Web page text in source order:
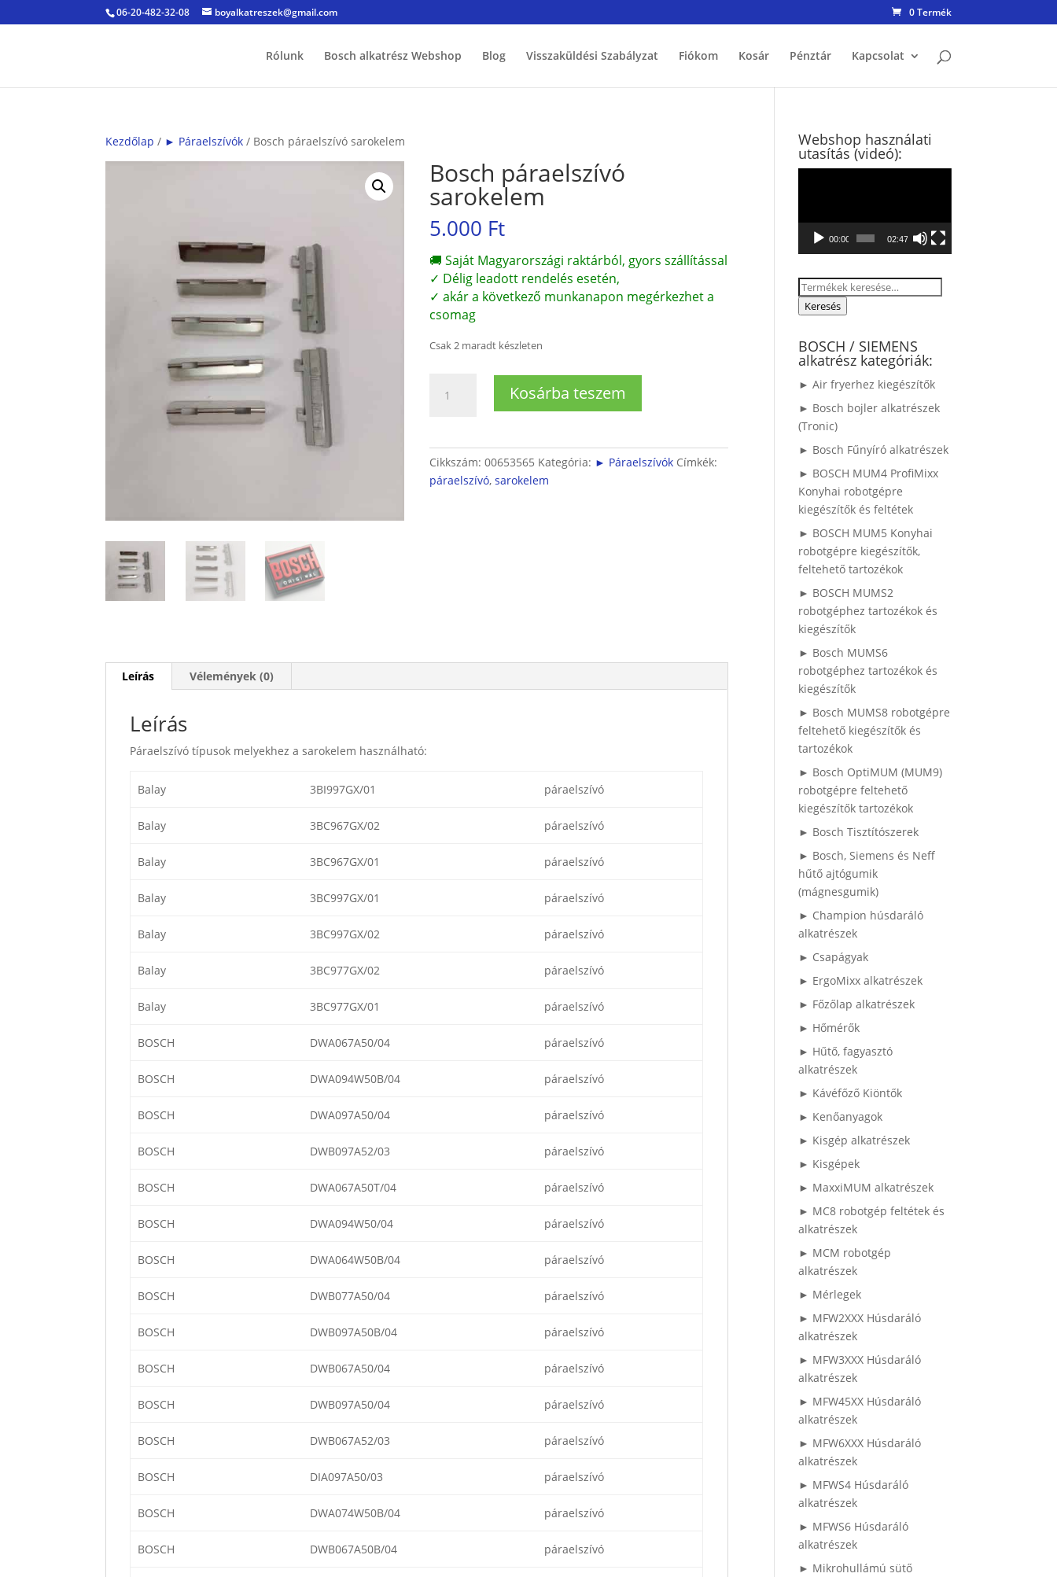
06-20-482-32-08 boyalkatreszek@gmail.com 0 Termék
Rólunk Bosch alkatrész Webshop Blog Visszaküldési Szabályzat Fiókom Kosár Pénztár Kapcsolat
Kezdőlap / ► Páraelszívók / Bosch páraelszívó sarokelem
Bosch páraelszívó
sarokelem
5.000 Ft
🚚 Saját Magyarországi raktárból, gyors szállítással
✓ Délig leadott rendelés esetén,
✓ akár a következő munkanapon megérkezhet a
csomag
Csak 2 maradt készleten
páraelszívó
Kosárba teszem
Cikkszám:00653565 Kategória: ► Páraelszívók Címkék:
páraelszívó,sarokelem
Leírás Vélemények (0)
Leírás
Páraelszívó típusok melyekhez a sarokelem használható:
Balay 3BI997GX/01 páraelszívó
Balay 3BC967GX/02 páraelszívó
Balay 3BC967GX/01 páraelszívó
Balay 3BC997GX/01 páraelszívó
Balay 3BC997GX/02 páraelszívó
Balay 3BC977GX/02 páraelszívó
Balay 3BC977GX/01 páraelszívó
BOSCH DWA067A50/04 páraelszívó
BOSCH DWA094W50B/04 páraelszívó
BOSCH DWA097A50/04 páraelszívó
BOSCH DWB097A52/03 páraelszívó
BOSCH DWA067A50T/04 páraelszívó
BOSCH DWA094W50/04 páraelszívó
BOSCH DWA064W50B/04 páraelszívó
BOSCH DWB077A50/04 páraelszívó
BOSCH DWB097A50B/04 páraelszívó
BOSCH DWB067A50/04 páraelszívó
BOSCH DWB097A50/04 páraelszívó
BOSCH DWB067A52/03 páraelszívó
BOSCH DIA097A50/03 páraelszívó
BOSCH DWA074W50B/04 páraelszívó
BOSCH DWB067A50B/04 páraelszívó
Webshop használati
utasítás (videó):
00:00 02:47
Keresés
Keresés
BOSCH / SIEMENS
alkatrész kategóriák:
► Air fryerhez kiegészítők
► Bosch bojler alkatrészek
(Tronic)
► Bosch Fűnyíró alkatrészek
► BOSCH MUM4 ProfiMixx
Konyhai robotgépre
kiegészítők és feltétek
► BOSCH MUM5 Konyhai
robotgépre kiegészítők,
feltehető tartozékok
► BOSCH MUMS2
robotgéphez tartozékok és
kiegészítők
► Bosch MUMS6
robotgéphez tartozékok és
kiegészítők
► Bosch MUMS8 robotgépre
feltehető kiegészítők és
tartozékok
► Bosch OptiMUM (MUM9)
robotgépre feltehető
kiegészítők tartozékok
► Bosch Tisztítószerek
► Bosch, Siemens és Neff
hűtő ajtógumik
(mágnesgumik)
► Champion húsdaráló
alkatrészek
► Csapágyak
► ErgoMixx alkatrészek
► Főzőlap alkatrészek
► Hőmérők
► Hűtő, fagyasztó
alkatrészek
► Kávéfőző Kiöntők
► Kenőanyagok
► Kisgép alkatrészek
► Kisgépek
► MaxxiMUM alkatrészek
► MC8 robotgép feltétek és
alkatrészek
► MCM robotgép
alkatrészek
► Mérlegek
► MFW2XXX Húsdaráló
alkatrészek
► MFW3XXX Húsdaráló
alkatrészek
► MFW45XX Húsdaráló
alkatrészek
► MFW6XXX Húsdaráló
alkatrészek
► MFWS4 Húsdaráló
alkatrészek
► MFWS6 Húsdaráló
alkatrészek
► Mikrohullámú sütő